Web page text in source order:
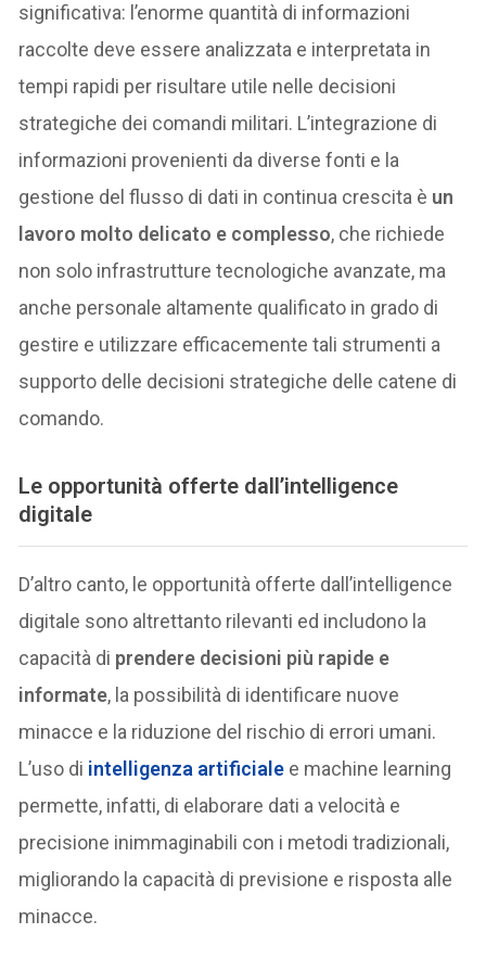
significativa: l’enorme quantità di informazioni
raccolte deve essere analizzata e interpretata in
tempi rapidi per risultare utile nelle decisioni
strategiche dei comandi militari. L’integrazione di
informazioni provenienti da diverse fonti e la
gestione del flusso di dati in continua crescita è un
lavoro molto delicato e complesso, che richiede
non solo infrastrutture tecnologiche avanzate, ma
anche personale altamente qualificato in grado di
gestire e utilizzare efficacemente tali strumenti a
supporto delle decisioni strategiche delle catene di
comando.
Le opportunità offerte dall’intelligence
digitale
D’altro canto, le opportunità offerte dall’intelligence
digitale sono altrettanto rilevanti ed includono la
capacità di prendere decisioni più rapide e
informate, la possibilità di identificare nuove
minacce e la riduzione del rischio di errori umani.
L’uso di intelligenza artificiale e machine learning
permette, infatti, di elaborare dati a velocità e
precisione inimmaginabili con i metodi tradizionali,
migliorando la capacità di previsione e risposta alle
minacce.